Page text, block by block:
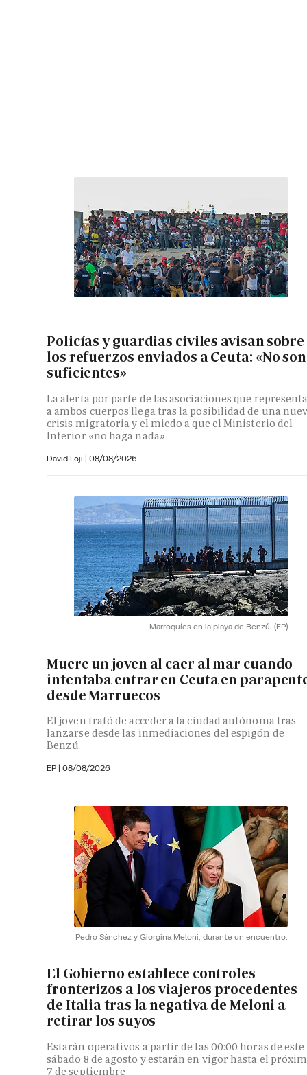
Policías y guardias civiles avisan sobre
los refuerzos enviados a Ceuta: «No son
suficientes»
La alerta por parte de las asociaciones que
a ambos cuerpos llega tras la posibilidad de una
crisis migratoria y el miedo a que el Ministerio del
Interior «no haga nada»
David Loji | 08/08/2026
Marroquíes en la playa de Benzú. (EP)
Muere un joven al caer al mar cuando
intentaba entrar en Ceuta en
desde Marruecos
El joven trató de acceder a la ciudad autónoma tras
lanzarse desde las inmediaciones del espigón de
Benzú
EP | 08/08/2026
Pedro Sánchez y Giorgina Meloni, durante un encuentro.
El Gobierno establece controles
fronterizos a los viajeros procedentes
de Italia tras la negativa de Meloni a
retirar los suyos
Estarán operativos a partir de las 00:00 horas de este
sábado 8 de agosto y estarán en vigor hasta el
7 de septiembre